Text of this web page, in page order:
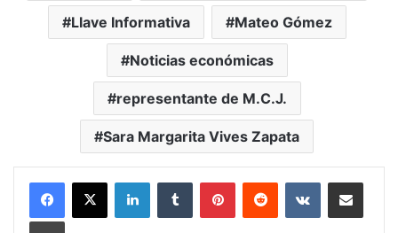
Llave Informativa Mateo Gómez
Noticias económicas
representante de M.C.J.
Sara Margarita Vives Zapata
LinkedInTumblr PinterestReddit VKontakteCompartir vía Mail
Print